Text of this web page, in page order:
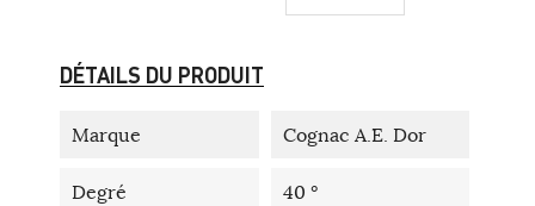
DÉTAILS DU PRODUIT
Marque Cognac A.E. Dor
Degré 40 °